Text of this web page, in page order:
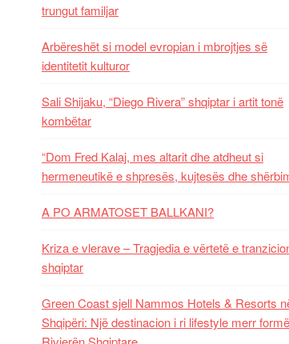
trungut familjar
Arbëreshët si model evropian i mbrojtjes së
identitetit kulturor
Sali Shijaku, “Diego Rivera” shqiptar i artit tonë
kombëtar
“Dom Fred Kalaj, mes altarit dhe atdheut si
hermeneutikë e shpresës, kujtesës dhe
A PO ARMATOSET BALLKANI?
Kriza e vlerave – Tragjedia e vërtetë e
shqiptar
Green Coast sjell Nammos Hotels & Resorts
Shqipëri: Një destinacion i ri lifestyle merr